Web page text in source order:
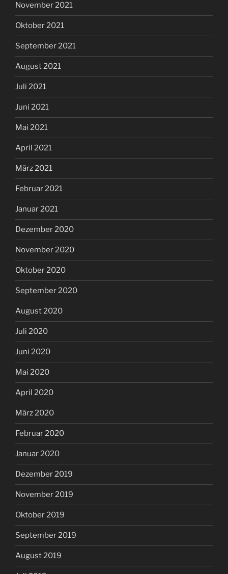
November 2021
Oktober 2021
September 2021
August 2021
Juli 2021
Juni 2021
Mai 2021
April 2021
März 2021
Februar 2021
Januar 2021
Dezember 2020
November 2020
Oktober 2020
September 2020
August 2020
Juli 2020
Juni 2020
Mai 2020
April 2020
März 2020
Februar 2020
Januar 2020
Dezember 2019
November 2019
Oktober 2019
September 2019
August 2019